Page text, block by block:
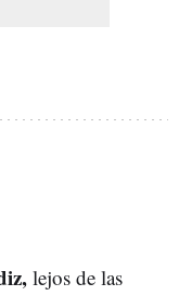
lejos de las